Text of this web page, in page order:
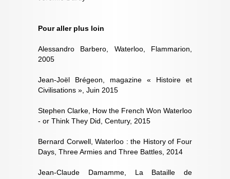
Pour aller plus loin
Alessandro Barbero, Waterloo, Flammarion,
2005
Jean-Joël Brégeon, magazine « Histoire et
Civilisations », Juin 2015
Stephen Clarke, How the French Won Waterloo
- or Think They Did, Century, 2015
Bernard Corwell, Waterloo : the History of Four
Days, Three Armies and Three Battles, 2014
Jean-Claude Damamme, La Bataille de